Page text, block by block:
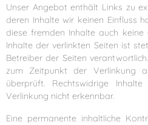
Unser Angebot enthält Links zu
deren Inhalte wir keinen Einfluss
diese fremden Inhalte auch keine
Inhalte der verlinkten Seiten ist
Betreiber der Seiten
zum Zeitpunkt der Verlinkung
überprüft. Rechtswidrige
Verlinkung nicht erkennbar.
Eine permanente inhaltliche